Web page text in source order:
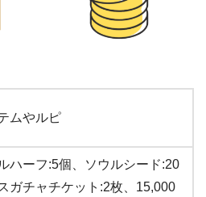
ムやルピ
ハーフ:5個、ソウルシード:20
ガチャチケット:2枚、15,000